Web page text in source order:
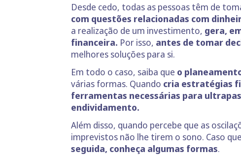
Desde cedo, todas as pessoas têm de
com questões relacionadas com
a realização de um investimento, gera,
financeira. Por isso, antes de tomar
melhores soluções para si.
Em todo o caso, saiba que o
várias formas. Quando cria estratégias
ferramentas necessárias para
endividamento.
Além disso, quando percebe que as
imprevistos não lhe tirem o sono. Caso
seguida, conheça algumas formas.